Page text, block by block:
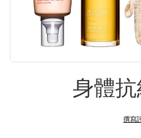
身體
撰寫